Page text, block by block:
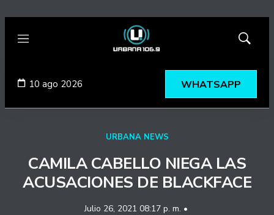
Menú
Mostrar
10 ago 2026 WHATSAPP
URBANA NEWS
CAMILA CABELLO NIEGA LAS
ACUSACIONES DE BLACKFACE
Julio 26, 2021 08:17 p. m. •